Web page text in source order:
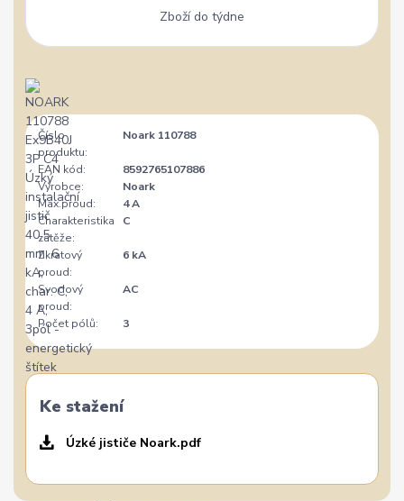
Zboží do týdne
Číslo
produktu:
Noark 110788
EAN kód:
8592765107886
Výrobce:
Noark
Max.proud:
4 A
Charakteristika
zátěže:
C
Zkratový
proud:
6 kA
Svodový
proud:
AC
Počet pólů: 3
Ke stažení
Úzké jističe Noark.pdf